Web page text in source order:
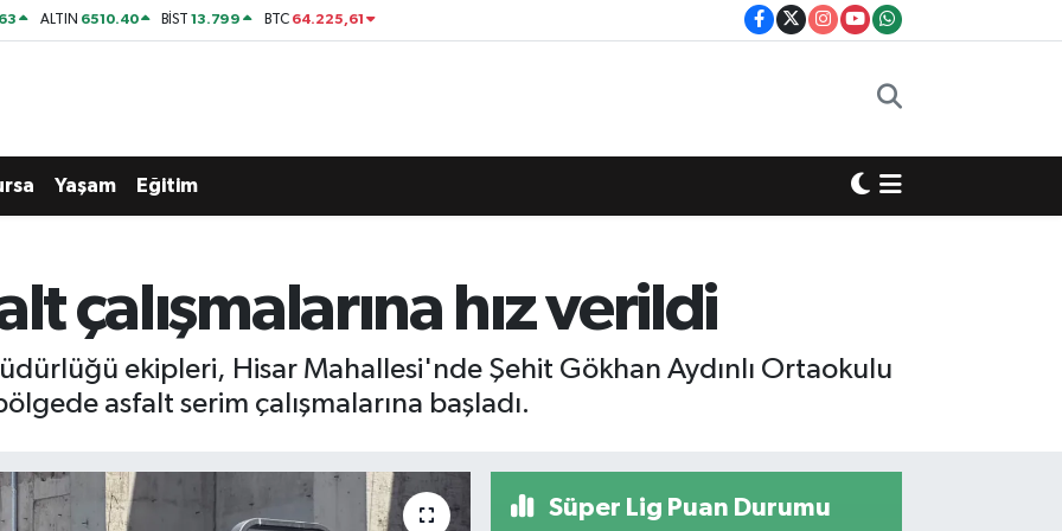
ALTIN 6510.40 BİST13.799 BTC 64.225,61
Yaşam Eğitim
çalışmalarına hız verildi
ekipleri, Hisar Mahallesi'nde Şehit Gökhan Aydınlı Ortaokulu
asfalt serim çalışmalarına başladı.
Süper Lig Puan Durumu